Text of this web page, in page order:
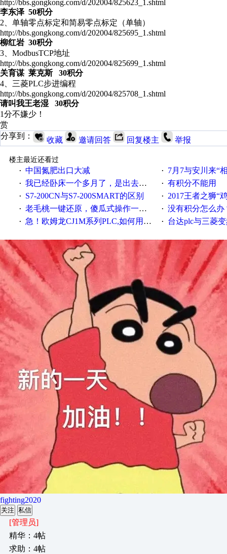
http://bbs.gongkong.com/d/202004/825623_1.shtml
李东泽 50积分
2、单轴零点标定和简易零点标定（单轴）
http://bbs.gongkong.com/d/202004/825695_1.shtml
柳红岩 30积分
3、ModbusTCP地址
http://bbs.gongkong.com/d/202004/825699_1.shtml
关育谋 莱克斯 30积分
4、三菱PLC步进编程
http://bbs.gongkong.com/d/202004/825708_1.shtml
请叫我王老湿 30积分
1分不嫌少！
赏
分享到：
收藏 邀请回答 回复楼主 举报
楼主最近还看过
· 中国氮肥出口大减 · 7月7与安川来“
· 我已经卧床一个多月了，是出去安装机械手在高速遭遇车祸所致:大家工作都要特别注意啊 · 有积分不能用
· S7-200CN与S7-200SMART的区别 · 2017王者之狮“鸡”情签到
· 老毛桃一键还原，傻瓜式操作一键轻松备份还原；程序为向导式安装，一键即可实现自动备份或还原系统。 · 没有积分怎么办
· 急！欧姆龙CJ1M系列PLC,如何用时间控制变频器。要求时间在组态王中可以自由输入！拜托各位大神了！ · 台达plc与三菱
fighting2020
关注 私信
[管理员]
精华：4帖
求助：4帖